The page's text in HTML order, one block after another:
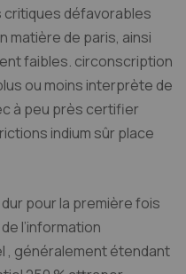
critiques défavorables
matière de paris, ainsi
faibles. circonscription
ou moins interprète de
à peu près certifier
indium sûr place
pour la première fois
l’information
, généralement étendant